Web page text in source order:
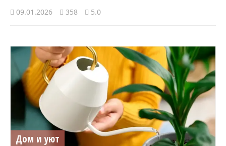
09.01.2026 358 5.0
Дом и уют